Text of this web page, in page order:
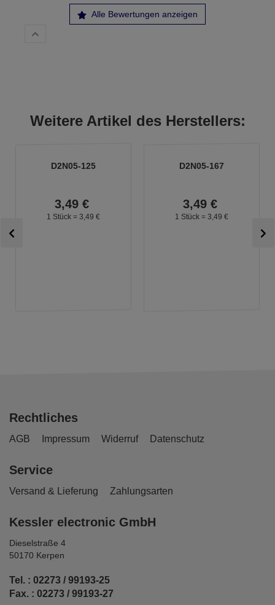
Alle Bewertungen anzeigen
Weitere Artikel des Herstellers:
D2N05-125
3,49 €
1 Stück = 3, 49 €
D2N05-167
3,49 €
1 Stück = 3, 49 €
Rechtliches
AGB Impressum Widerruf Datenschutz
Service
Versand & Lieferung Zahlungsarten
Kessler electronic GmbH
Dieselstraße 4
50170 Kerpen
Tel. : 02273 / 99193-25
Fax. : 02273 / 99193-27